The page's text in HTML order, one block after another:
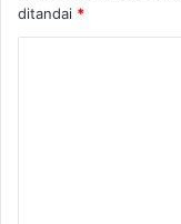
ditandai *